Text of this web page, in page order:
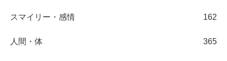
スマイリー・感情 162
人間・体 365